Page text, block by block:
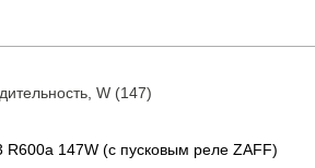
W (147)
R600a 147W (с пусковым реле ZAFF)